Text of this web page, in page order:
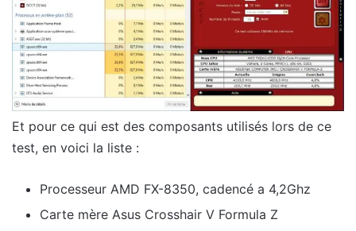
Et pour ce qui est des composants utilisés lors de ce
test, en voici la liste :
Processeur AMD FX-8350, cadencé a 4,2Ghz
Carte mère Asus Crosshair V Formula Z